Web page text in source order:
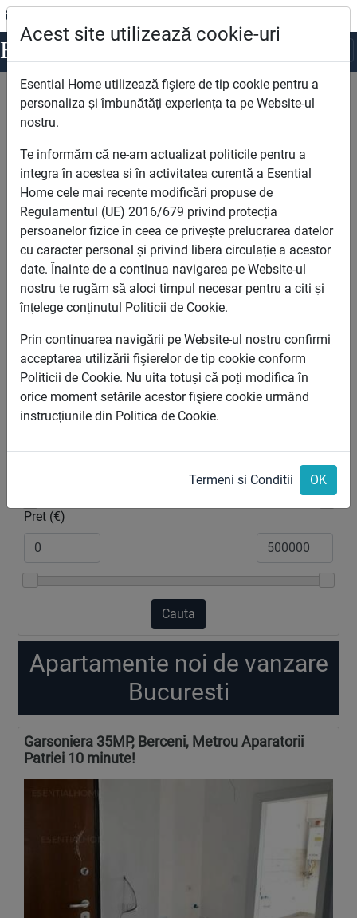
Esential Home
Esential Home Apartamente noi de vanzare Bucuresti
Cautare
Camere
Zona
Pret (€)
Cauta
Apartamente noi de vanzare
Bucuresti
Garsoniera 35MP, Berceni, Metrou Aparatorii
Patriei 10 minute!
Acest site utilizează cookie-uri
Esential Home utilizează fişiere de tip cookie pentru a
personaliza și îmbunătăți experiența ta pe Website-ul
nostru.
Te informăm că ne-am actualizat politicile pentru a
integra în acestea si în activitatea curentă a Esential
Home cele mai recente modificări propuse de
Regulamentul (UE) 2016/679 privind protecția
persoanelor fizice în ceea ce privește prelucrarea datelor
cu caracter personal și privind libera circulație a acestor
date. Înainte de a continua navigarea pe Website-ul
nostru te rugăm să aloci timpul necesar pentru a citi și
înțelege conținutul Politicii de Cookie.
Prin continuarea navigării pe Website-ul nostru confirmi
acceptarea utilizării fişierelor de tip cookie conform
Politicii de Cookie. Nu uita totuși că poți modifica în
orice moment setările acestor fişiere cookie urmând
instrucțiunile din Politica de Cookie.
Termeni si Conditii OK